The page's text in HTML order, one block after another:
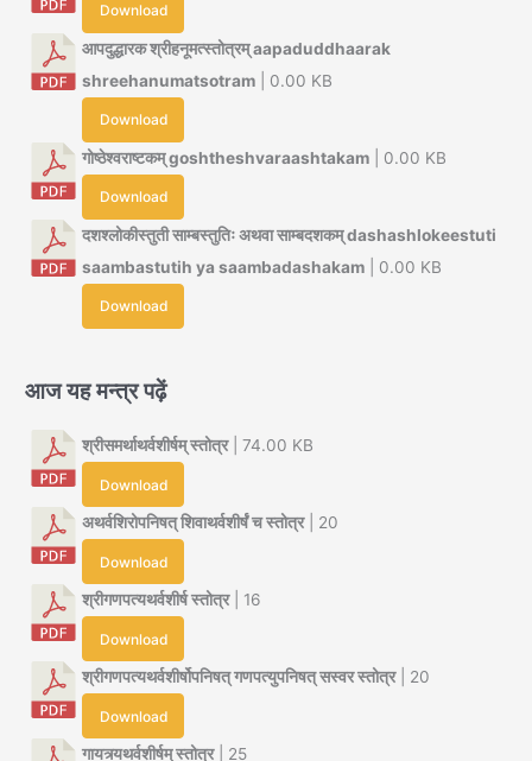
Download
आपदुद्धारक श्रीहनूमत्स्तोत्रम् aapaduddhaarak
shreehanumatsotram | 0.00 KB
Download
गोष्ठेश्वराष्टकम् goshtheshvaraashtakam | 0.00 KB
Download
दशश्लोकीस्तुती साम्बस्तुतिः अथवा साम्बदशकम् dashashlokeestuti
saambastutih ya saambadashakam | 0.00 KB
Download
आज यह मन्त्र पढ़ें
श्रीसमर्थाथर्वशीर्षम् स्तोत्र| 74.00 KB
Download
अथर्वशिरोपनिषत् शिवाथर्वशीर्षं च स्तोत्र| 20
Download
श्रीगणपत्यथर्वशीर्ष स्तोत्र| 16
Download
श्रीगणपत्यथर्वशीर्षोपनिषत् गणपत्युपनिषत् सस्वर स्तोत्र| 20
Download
गायत्र्यथर्वशीर्षम् स्तोत्र| 25